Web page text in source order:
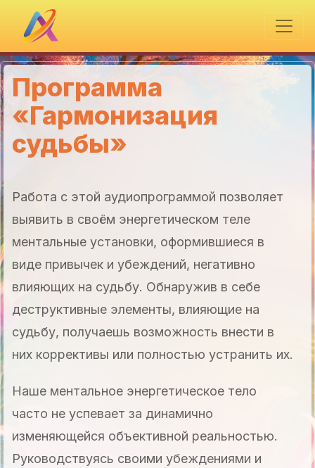
Программа
«Гармонизация
судьбы»
Работа с этой аудиопрограммой позволяет
выявить в своём энергетическом теле
ментальные установки, оформившиеся в
виде привычек и убеждений, негативно
влияющих на судьбу. Обнаружив в себе
деструктивные элементы, влияющие на
судьбу, получаешь возможность внести в
них коррективы или полностью устранить их.
Наше ментальное энергетическое тело
часто не успевает за динамично
изменяющейся объективной реальностью.
Руководствуясь своими убеждениями и